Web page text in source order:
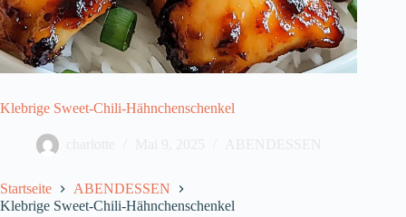
Klebrige Sweet-Chili-Hähnchenschenkel
charlotte Mai 9, 2025 ABENDESSEN
Startseite
ABENDESSEN
Klebrige Sweet-Chili-Hähnchenschenkel